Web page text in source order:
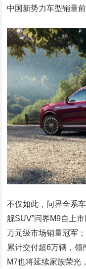
中国新势力车型销量
不仅如此，问界全系
舰SUV”问界M9自上
万元级市场销量冠军
累计交付超6万辆，
M7也将延续家族荣光